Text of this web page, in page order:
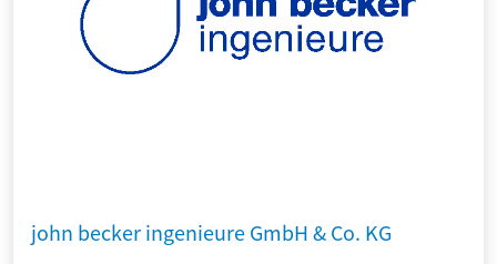
john becker ingenieure GmbH & Co. KG